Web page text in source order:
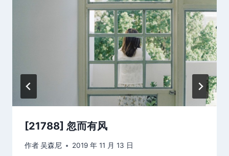
[21788] 忽而有风
作者吴森尼 2019 年 11 月 13 日